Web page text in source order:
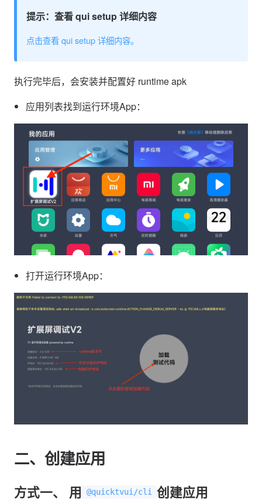
提示：查看 qui setup 详细内容
点击查看 qui setup 详细内容。
执行完毕后，会安装并配置好 runtime apk
应用列表找到运行环境App：
打开运行环境App：
二、创建应用
方式一、 用 @quicktvui/cli 创建应用